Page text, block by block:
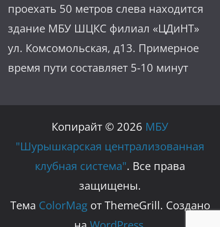
проехать 50 метров слева находится
здание МБУ ШЦКС филиал «ЦДиНТ»
ул. Комсомольская, д13. Примерное
время пути составляет 5-10 минут
Копирайт © 2026 МБУ
"Шурышкарская централизованная
клубная система". Все права
защищены.
Тема ColorMagот ThemeGrill. Создано